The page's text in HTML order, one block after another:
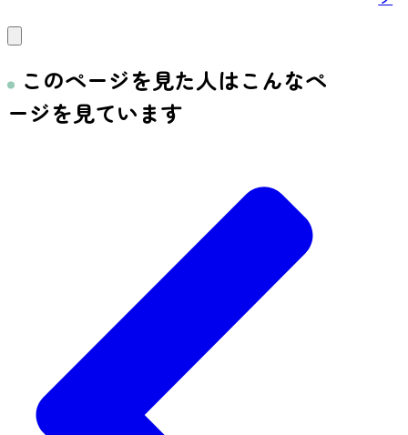
このページを見た人はこんなペ
ージを見ています